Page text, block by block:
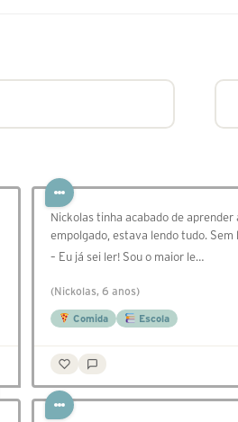
Nickolas tinha acabado de aprender
empolgado, estava lendo tudo. Sem
– Eu já sei ler! Sou o maior le…
(Nickolas, 6 anos)
Comida Escola